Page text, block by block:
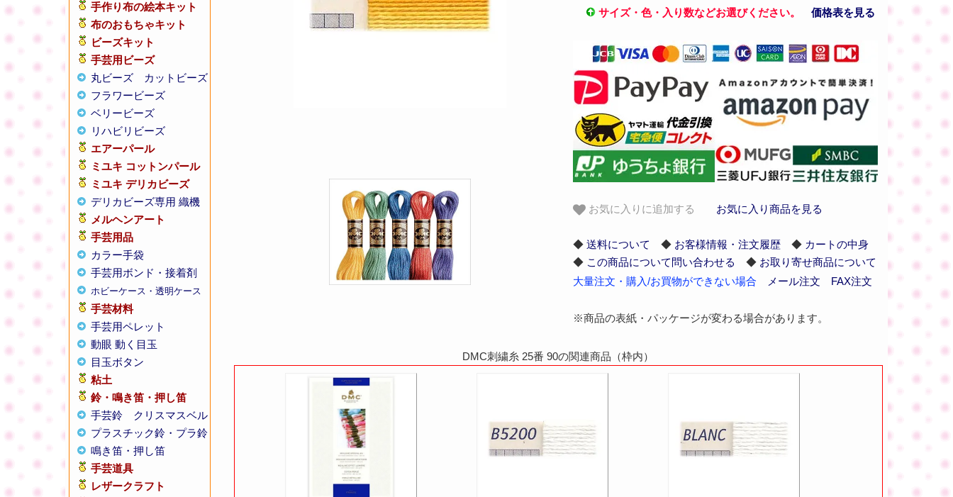
手作り布の絵本キット
布のおもちゃキット
ビーズキット
手芸用ビーズ
丸ビーズ
カットビーズ
フラワービーズ
ベリービーズ
リハビリビーズ
エアーパール
ミユキ コットンパール
ミユキ デリカビーズ
デリカビーズ専用 織機
メルヘンアート
手芸用品
カラー手袋
手芸用ボンド・接着剤
ホビーケース・透明ケース
手芸材料
手芸用ペレット
動眼 動く目玉
目玉ボタン
粘土
鈴・鳴き笛・押し笛
手芸鈴
クリスマスベル
プラスチック鈴・プラ鈴
鳴き笛・押し笛
手芸道具
レザークラフト
サイズ・色・入り数などお選びください。 価格表を見る
お気に入りに追加する お気に入り商品を見る
◆ 送料について ◆ お客様情報・注文履歴◆ カートの中身
◆ この商品について問い合わせる ◆ お取り寄せ商品について
大量注文・購入/お買物ができない場合
メール注文 FAX注文
※商品の表紙・パッケージが変わる場合があります。
DMC刺繍糸 25番 90の関連商品（枠内）